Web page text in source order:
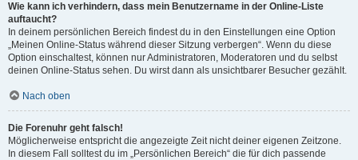
Wie kann ich verhindern, dass mein Benutzername in der Online-Liste
auftaucht?
In deinem persönlichen Bereich findest du in den Einstellungen eine Option
„Meinen Online-Status während dieser Sitzung verbergen“. Wenn du diese
Option einschaltest, können nur Administratoren, Moderatoren und du selbst
deinen Online-Status sehen. Du wirst dann als unsichtbarer Besucher gezählt.
Nach oben
Die Forenuhr geht falsch!
Möglicherweise entspricht die angezeigte Zeit nicht deiner eigenen Zeitzone.
In diesem Fall solltest du im „Persönlichen Bereich“ die für dich passende